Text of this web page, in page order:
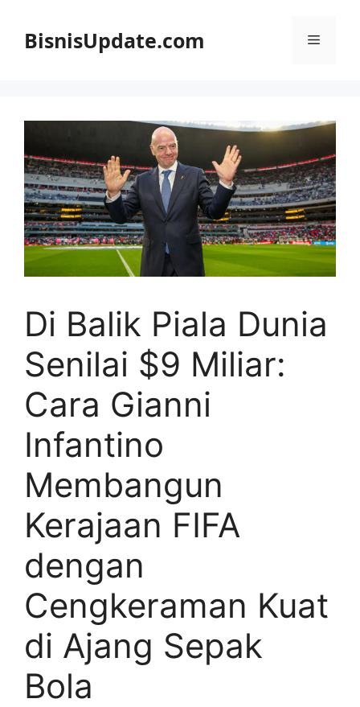
BisnisUpdate.com Menu
Di Balik Piala Dunia
Senilai $9 Miliar:
Cara Gianni
Infantino
Membangun
Kerajaan FIFA
dengan
Cengkeraman Kuat
di Ajang Sepak
Bola